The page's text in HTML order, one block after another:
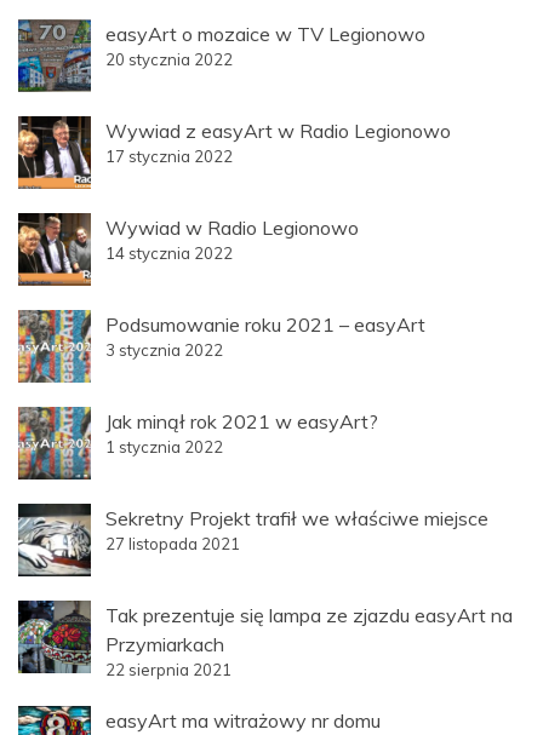
easyArt o mozaice w TV Legionowo
20 stycznia 2022
Wywiad z easyArt w Radio Legionowo
17 stycznia 2022
Wywiad w Radio Legionowo
14 stycznia 2022
Podsumowanie roku 2021 – easyArt
3 stycznia 2022
Jak minął rok 2021 w easyArt?
1 stycznia 2022
Sekretny Projekt trafił we właściwe miejsce
27 listopada 2021
Tak prezentuje się lampa ze zjazdu easyArt na
Przymiarkach
22 sierpnia 2021
easyArt ma witrażowy nr domu